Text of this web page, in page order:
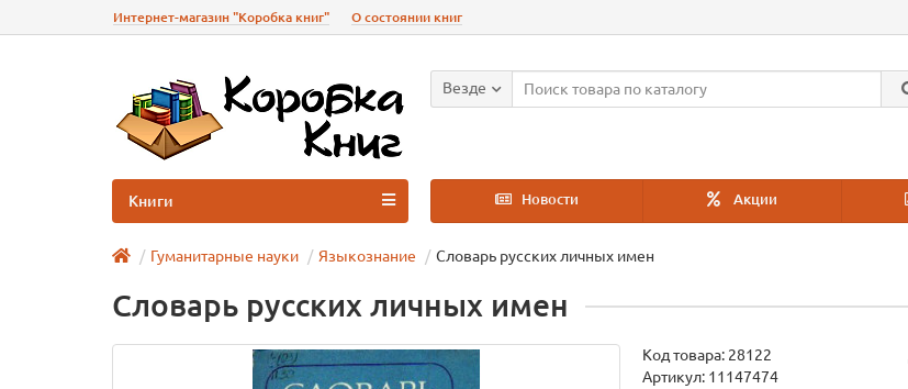
Интернет-магазин "Коробка книг" О состоянии книг
Везде
Новости Акции
Книги
Гуманитарные науки Языкознание Словарь русских личных имен
Словарь русских личных имен
Код товара: 28122
Артикул: 11147474